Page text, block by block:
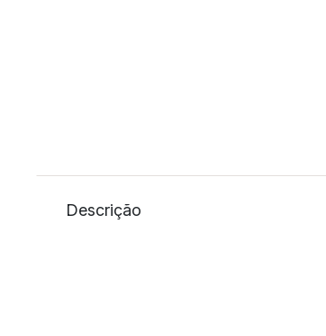
Descrição